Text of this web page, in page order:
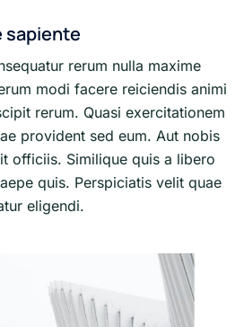
sapiente
rerum nulla maxime
modi facere reiciendis animi
rerum. Quasi exercitationem
provident sed eum. Aut nobis
officiis. Similique quis a libero
quis. Perspiciatis velit quae
eligendi.